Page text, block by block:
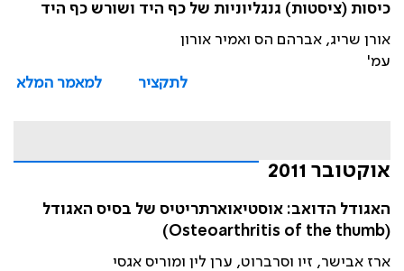
כיסות (ציסטות) גנגליוניות של כף היד ושורש כף היד
אורן שריג, אברהם הס ואמיר אורון
עמ'
לתקציר
למאמר המלא
אוקטובר 2011
האגודל הדואב: אוסטיאוארתריטיס של בסיס האגודל
(Osteoarthritis of the thumb)
ארז אבישר, זיו וסרברוט, ערן לין ומוריס אגסי